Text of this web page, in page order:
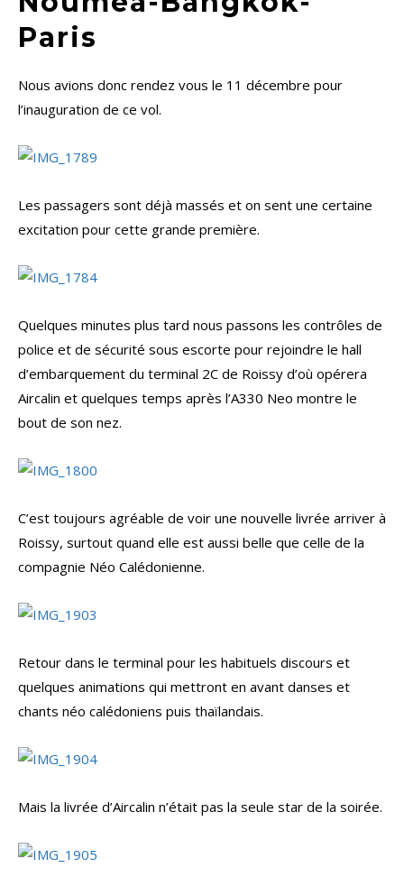
Paris
Nous avions donc rendez vous le 11 décembre pour
l’inauguration de ce vol.
Les passagers sont déjà massés et on sent une certaine
excitation pour cette grande première.
Quelques minutes plus tard nous passons les contrôles de
police et de sécurité sous escorte pour rejoindre le hall
d’embarquement du terminal 2C de Roissy d’où opérera
Aircalin et quelques temps après l’A330 Neo montre le
bout de son nez.
C’est toujours agréable de voir une nouvelle livrée arriver à
Roissy, surtout quand elle est aussi belle que celle de la
compagnie Néo Calédonienne.
Retour dans le terminal pour les habituels discours et
quelques animations qui mettront en avant danses et
chants néo calédoniens puis thaïlandais.
Mais la livrée d’Aircalin n’était pas la seule star de la soirée.